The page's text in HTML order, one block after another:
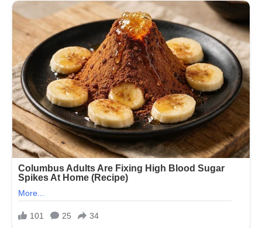
છવાયો
તરૂણાનો
જાદુ,
જાણો
શું
કરે
છે
તરૂણા
સિંહા.